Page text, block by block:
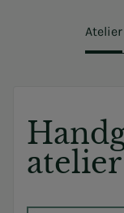
Atelier